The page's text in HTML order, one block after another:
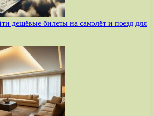
дешёвые билеты на самолёт и поезд для